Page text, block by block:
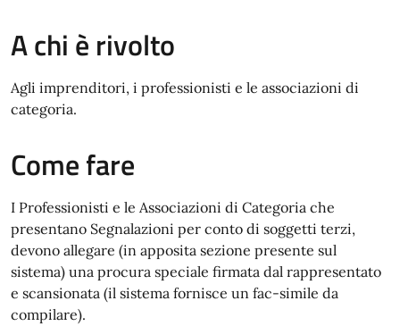
A chi è rivolto
Agli imprenditori, i professionisti e le associazioni di
categoria.
Come fare
I Professionisti e le Associazioni di Categoria che
presentano Segnalazioni per conto di soggetti terzi,
devono allegare (in apposita sezione presente sul
sistema) una procura speciale firmata dal rappresentato
e scansionata (il sistema fornisce un fac-simile da
compilare).